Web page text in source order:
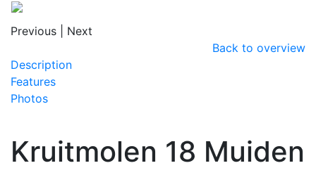
Previous
Next
Back to overview
Description
Features
Photos
Kruitmolen 18 Muiden